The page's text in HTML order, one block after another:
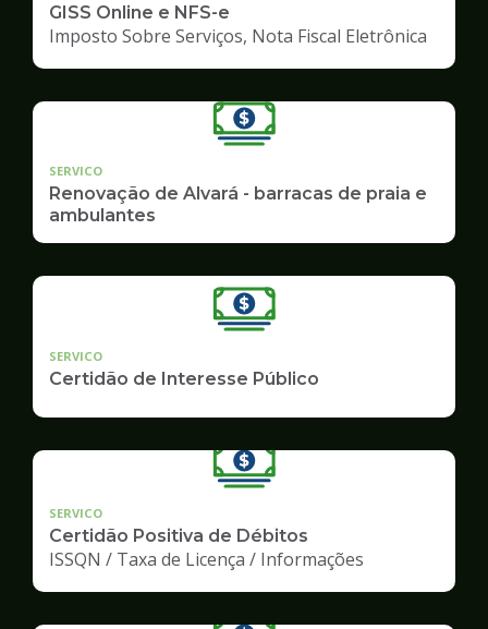
GISS Online e NFS-e
Imposto Sobre Serviços, Nota Fiscal Eletrônica
SERVICO
Renovação de Alvará - barracas de praia e
ambulantes
SERVICO
Certidão de Interesse Público
SERVICO
Certidão Positiva de Débitos
ISSQN / Taxa de Licença / Informações